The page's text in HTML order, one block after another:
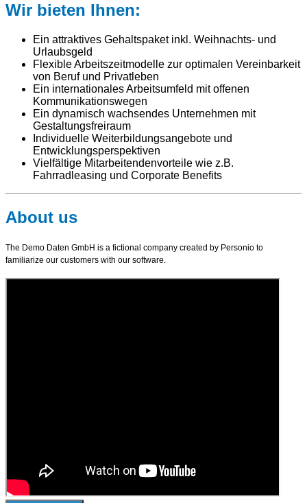
Wir bieten Ihnen:
Ein attraktives Gehaltspaket inkl. Weihnachts- und
Urlaubsgeld
Flexible Arbeitszeitmodelle zur optimalen Vereinbarkeit
von Beruf und Privatleben
Ein internationales Arbeitsumfeld mit offenen
Kommunikationswegen
Ein dynamisch wachsendes Unternehmen mit
Gestaltungsfreiraum
Individuelle Weiterbildungsangebote und
Entwicklungsperspektiven
Vielfältige Mitarbeitendenvorteile wie z.B.
Fahrradleasing und Corporate Benefits
About us
The Demo Daten GmbH is a fictional company created by Personio to
familiarize our customers with our software.